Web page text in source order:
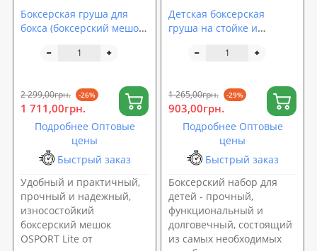
Боксерская груша для
бокса (боксерский мешок)
2 299,00грн. -26%
1 711,00грн.
Подробнее Оптовые
цены
Быстрый заказ
Удобный и практичный,
прочный и надежный,
износостойкий
боксерский мешок
OSPORT Lite от
Детская боксерская
груша на стойке и
(напольный набор для
1 265,00грн. -29%
903,00грн.
Подробнее Оптовые
цены
Быстрый заказ
Боксерский набор для
детей - прочный,
функциональный и
долговечный, состоящий
из самых необходимых